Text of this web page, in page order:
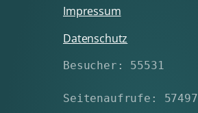
Impressum
Datenschutz
Besucher: 55531
Seitenaufrufe: 57497